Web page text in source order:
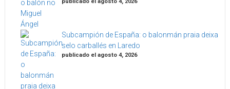
publicado el agosto 4, 2026
Subcampión de España: o balonmán praia deixa
selo carballés en Laredo
publicado el agosto 4, 2026